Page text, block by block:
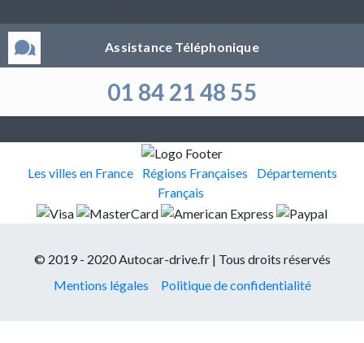
Assistance Téléphonique
01 84 21 48 55
Les villes en France Régions Françaises
Départements
Français
© 2019 - 2020 Autocar-drive.fr | Tous droits réservés
Mentions légales
Politique de confidentialité